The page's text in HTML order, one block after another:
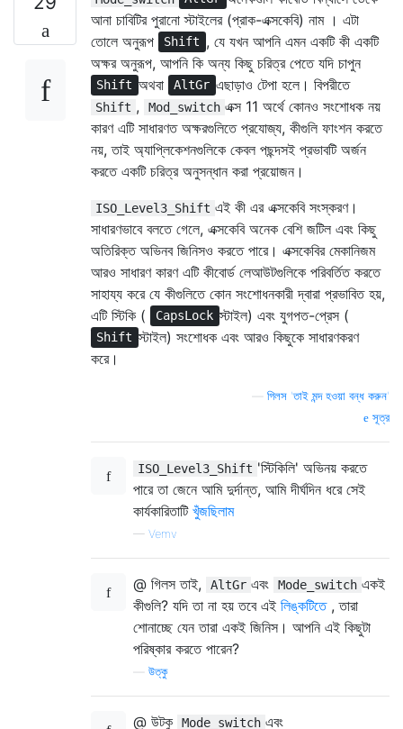
আনা চাবিটির পুরানো স্টাইলের (প্রাক-এক্সকেবি) নাম । এটা
তোলে অনুরূপ
Shift , যে যখন আপনি এমন একটি কী একটি
অক্ষর অনুরূপ, আপনি কি অন্য কিছু চরিত্র পেতে যদি চাপুন
Shift অথবা AltGr এছাড়াও টেপা হলে। বিপরীতে
Shift , Mod_switch এক্স 11 অর্থে কোনও সংশোধক নয়
কারণ এটি সাধারণত অক্ষরগুলিতে প্রযোজ্য, কীগুলি ফাংশন করতে
নয়, তাই অ্যাপ্লিকেশনগুলিকে কেবল পছন্দসই প্রভাবটি অর্জন
করতে একটি চরিত্র অনুসন্ধান করা প্রয়োজন।
ISO_Level3_Shift এই কী এর এক্সকেবি সংস্করণ।
সাধারণভাবে বলতে গেলে, এক্সকেবি অনেক বেশি জটিল এবং কিছু
অতিরিক্ত অভিনব জিনিসও করতে পারে। এক্সকেবির মেকানিজম
আরও সাধারণ কারণ এটি কীবোর্ড লেআউটগুলিকে পরিবর্তিত করতে
সাহায্য করে যে কীগুলিতে কোন সংশোধনকারী দ্বারা প্রভাবিত হয়,
এটি স্টিকি (
CapsLock স্টাইল) এবং যুগপত-প্রেস (
Shift স্টাইল) সংশোধক এবং আরও কিছুকে সাধারণকরণ
করে।
গিলস 'তাই মন্দ হওয়া বন্ধ করুন'
সূত্র
ISO_Level3_Shift 'স্টিকিলি' অভিনয় করতে
পারে তা জেনে আমি দুর্দান্ত, আমি দীর্ঘদিন ধরে সেই
কার্যকারিতাটি খুঁজছিলাম
— Vemv
@ গিলস তাই, AltGr এবং Mode_switch একই
কীগুলি? যদি তা না হয় তবে এই লিঙ্কটিতে, তারা
শোনাচ্ছে যেন তারা একই জিনিস। আপনি এই কিছুটা
পরিষ্কার করতে পারেন?
উত্কু
@ উটকু Mode_switch এবং